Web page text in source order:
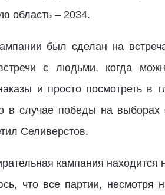
область – 2034.
был сделан на
с людьми, когда
и просто посмотреть в
в случае победы на выборах
Селиверстов.
кампания
что все партии, несмотря